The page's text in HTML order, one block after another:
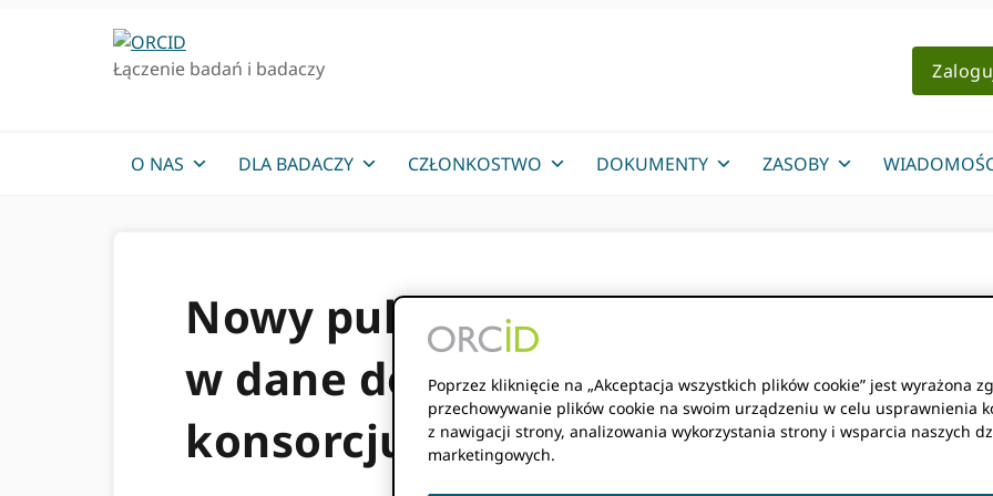
Łączenie badań i badaczy
O NAS DLA BADACZY CZŁONKOSTWO DOKUMENTY ZASOBY
Nowy pulpit nawigacyjny oferuje
w dane dotyczące przynależności
konsorcjum
Poprzez kliknięcie na „Akceptacja wszystkich plików cookie” jest wyrażona
przechowywanie plików cookie na swoim urządzeniu w celu usprawnienia
z nawigacji strony, analizowania wykorzystania strony i wsparcia naszych
marketingowych.